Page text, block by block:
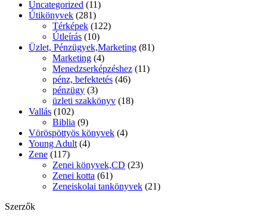
Uncategorized (11)
Útikönyvek (281)
Térképek (122)
Útleírás (10)
Üzlet, Pénzügyek,Marketing (81)
Marketing (4)
Menedzserképzéshez (11)
pénz, befektetés (46)
pénzügy (3)
üzleti szakkönyv (18)
Vallás (102)
Biblia (9)
Vöröspöttyös könyvek (4)
Young Adult (4)
Zene (117)
Zenei könyvek,CD (23)
Zenei kotta (61)
Zeneiskolai tankönyvek (21)
Szerzők